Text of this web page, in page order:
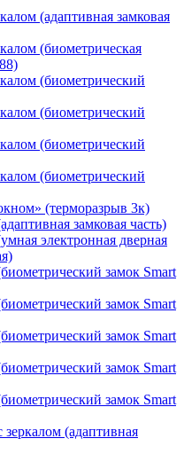
(адаптивная замковая
(биометрическая
(биометрический
(биометрический
(биометрический
(биометрический
(терморазрыв 3к)
замковая часть)
электронная дверная
замок Smart
замок Smart
замок Smart
замок Smart
замок Smart
(адаптивная